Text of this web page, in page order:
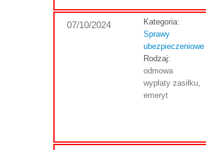
07/10/2024
Kategoria:
Sprawy
ubezpieczeniowe
Rodzaj:
odmowa
wypłaty zasiłku,
emeryt